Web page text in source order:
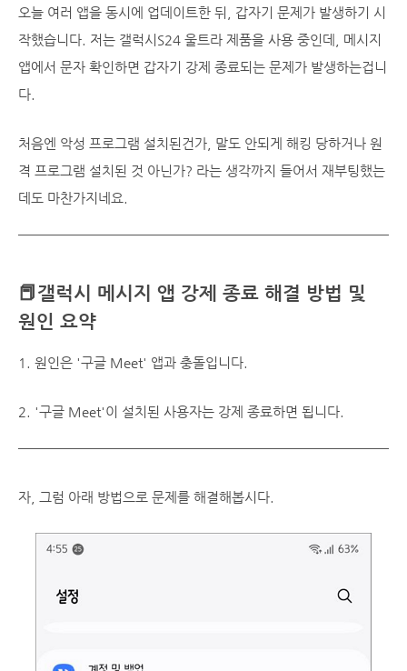
오늘 여러 앱을 동시에 업데이트한 뒤, 갑자기 문제가 발생하기 시
작했습니다. 저는 갤럭시S24 울트라 제품을 사용 중인데, 메시지
앱에서 문자 확인하면 갑자기 강제 종료되는 문제가 발생하는겁니
다.
처음엔 악성 프로그램 설치된건가, 말도 안되게 해킹 당하거나 원
격 프로그램 설치된 것 아닌가? 라는 생각까지 들어서 재부팅했는
데도 마찬가지네요.
📕갤럭시 메시지 앱 강제 종료 해결 방법 및
원인 요약
1. 원인은 '구글 Meet' 앱과 충돌입니다.
2. '구글 Meet'이 설치된 사용자는 강제 종료하면 됩니다.
자, 그럼 아래 방법으로 문제를 해결해봅시다.